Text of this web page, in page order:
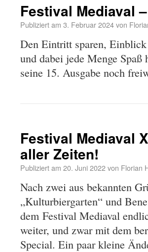
Festival Mediaval
Publiziert am 3. Februar 2024von
Den Eintritt sparen,
und dabei jede Menge
seine 15. Ausgabe noch
Festival Mediaval
aller Zeiten!
Publiziert am 20. Juni 2022von Florian
Nach zwei aus bekannten
„Kulturbiergarten“ und
dem Festival Mediaval
weiter, und zwar mit dem
Special. Ein paar kleine